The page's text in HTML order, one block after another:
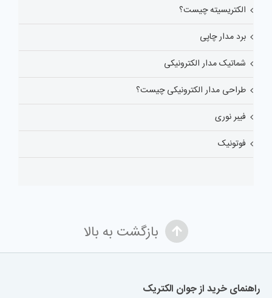
الکتریسیته چیست؟
برد مدار چاپی
شماتیک مدار الکترونیکی
طراحی مدار الکترونیکی چیست؟
فیبر نوری
فوتونیک
بازگشت به بالا
راهنمای خرید از جوان الکتریک